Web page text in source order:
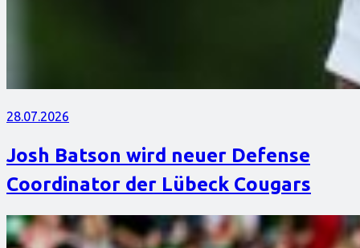
28.07.2026
Josh Batson wird neuer Defense
Coordinator der Lübeck Cougars